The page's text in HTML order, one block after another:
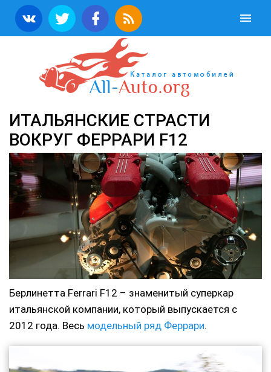
ИТАЛЬЯНСКИЕ СТРАСТИ
ВОКРУГ ФЕРРАРИ F12
Берлинетта Ferrari F12 – знаменитый суперкар
итальянской компании, который выпускается с
2012 года. Весь модельный ряд Феррари.